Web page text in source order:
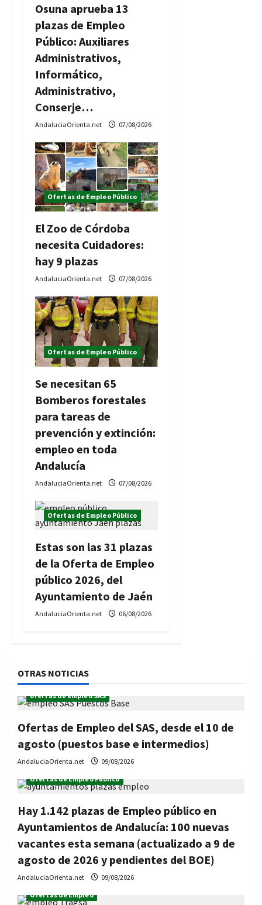
Osuna aprueba 13
plazas de Empleo
Público: Auxiliares
Administrativos,
Informático,
Administrativo,
Conserje…
AndaluciaOrienta.net 07/08/2026
Ofertas de Empleo Público
El Zoo de Córdoba
necesita Cuidadores:
hay 9 plazas
AndaluciaOrienta.net 07/08/2026
Ofertas de Empleo Público
Se necesitan 65
Bomberos forestales
para tareas de
prevención y extinción:
empleo en toda
Andalucía
AndaluciaOrienta.net 07/08/2026
Ofertas de Empleo Público
Estas son las 31 plazas
de la Oferta de Empleo
público 2026, del
Ayuntamiento de Jaén
AndaluciaOrienta.net 06/08/2026
OTRAS NOTICIAS
ofertas de empleo SAS
Ofertas de Empleo del SAS, desde el 10 de
agosto (puestos base e intermedios)
AndaluciaOrienta.net
09/08/2026
Ofertas de Empleo Público
Hay 1.142 plazas de Empleo público en
Ayuntamientos de Andalucía: 100 nuevas
vacantes esta semana (actualizado a 9 de
agosto de 2026 y pendientes del BOE)
AndaluciaOrienta.net
09/08/2026
Ofertas de Empleo